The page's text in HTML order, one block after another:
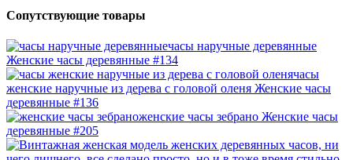
Сопутствующие товары
часы наручные деревянные
Женские часы деревянные #134
часы
женские наручные из дерева с головой оленя Женские часы
деревянные #136
женские часы зебрано Женские часы
деревянные #205